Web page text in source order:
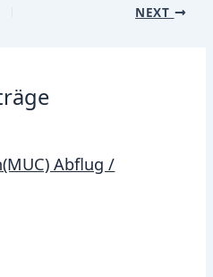
NEXT
Abflug /